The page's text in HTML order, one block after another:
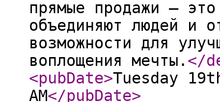
прямые продажи –
объединяют людей и
возможности для
воплощения мечты. </
<pubDate>Tuesday
AM</pubDate>